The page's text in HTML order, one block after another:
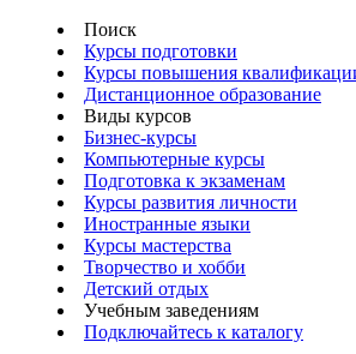
Поиск
Курсы подготовки
Курсы повышения
Дистанционное образование
Виды курсов
Бизнес-курсы
Компьютерные курсы
Подготовка к экзаменам
Курсы развития личности
Иностранные языки
Курсы мастерства
Творчество и хобби
Детский отдых
Учебным заведениям
Подключайтесь к каталогу